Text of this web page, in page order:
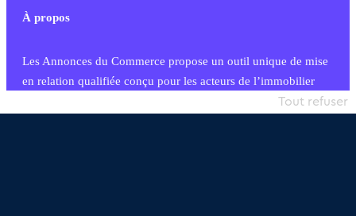
À propos
Les Annonces du Commerce propose un outil unique de mise
en relation qualifiée conçu pour les acteurs de l’immobilier
commercial et les collectivités territoriales, simple et intégrant
Tout refuser